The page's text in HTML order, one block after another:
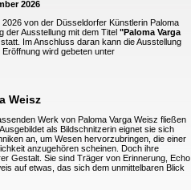
2026
von der Düsseldorfer Künstlerin Paloma
der Ausstellung mit dem Titel "Paloma Varga
Im Anschluss daran kann die Ausstellung
wird gebeten unter
Weisz
Werk von Paloma Varga Weisz fließen
als Bildschnitzerin eignet sie sich
an, um Wesen hervorzubringen, die einer
anzugehören scheinen. Doch ihre
Gestalt. Sie sind Träger von Erinnerung, Echo
auf etwas, das sich dem unmittelbaren Blick